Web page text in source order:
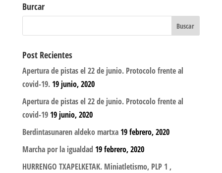
Burcar
Post Recientes
Apertura de pistas el 22 de junio. Protocolo frente al
covid-19. 19 junio, 2020
Apertura de pistas el 22 de junio. Protocolo frente al
covid-19 19 junio, 2020
Berdintasunaren aldeko martxa 19 febrero, 2020
Marcha por la igualdad 19 febrero, 2020
HURRENGO TXAPELKETAK. Miniatletismo, PLP 1 ,